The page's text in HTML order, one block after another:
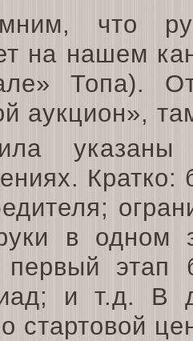
что
на нашем
Топа).
аукцион»,
Кратко:
в одном
первый этап
и т.д. В
стартовой